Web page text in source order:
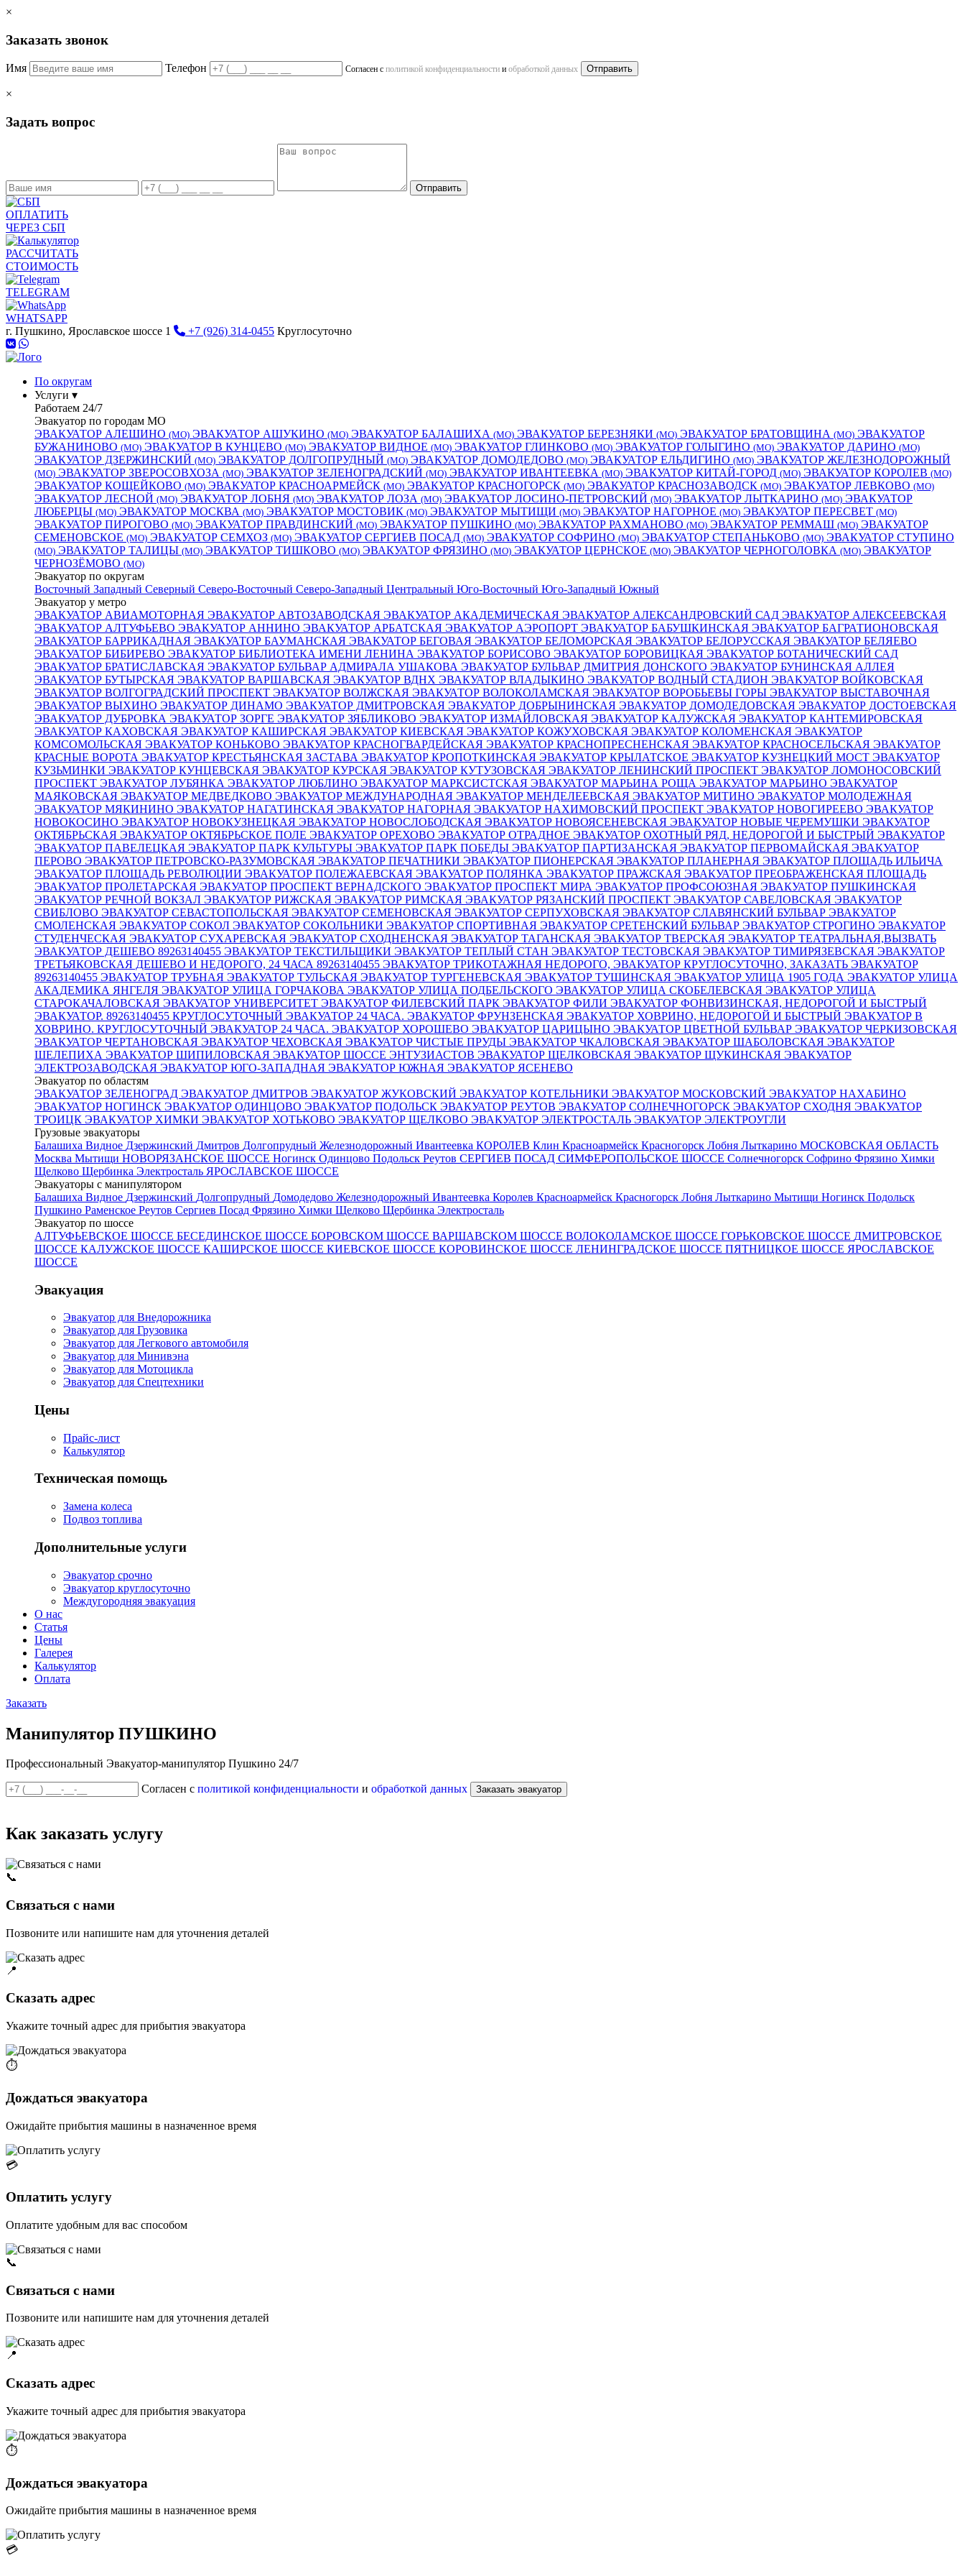
×
Заказать звонок
Имя Телефон Согласен с политикой конфиденциальности и обработкой данных Отправить
×
Задать вопрос
Отправить
ОПЛАТИТЬ
ЧЕРЕЗ СБП
РАССЧИТАТЬ
СТОИМОСТЬ
TELEGRAM
WHATSAPP
г. Пушкино, Ярославское шоссе 1
+7 (926) 314-0455 Круглосуточно
По округам
Услуги ▾
Работаем 24/7
Эвакуатор по городам МО
ЭВАКУАТОР АЛЕШИНО (МО) ЭВАКУАТОР АШУКИНО (МО) ЭВАКУАТОР БАЛАШИХА (МО) ЭВАКУАТОР БЕРЕЗНЯКИ (МО) ЭВАКУАТОР БРАТОВЩИНА (МО) ЭВАКУАТОР
БУЖАНИНОВО (МО) ЭВАКУАТОР В КУНЦЕВО (МО) ЭВАКУАТОР ВИДНОЕ (МО) ЭВАКУАТОР ГЛИНКОВО (МО) ЭВАКУАТОР ГОЛЫГИНО (МО) ЭВАКУАТОР ДАРИНО (МО)
ЭВАКУАТОР ДЗЕРЖИНСКИЙ (МО) ЭВАКУАТОР ДОЛГОПРУДНЫЙ (МО) ЭВАКУАТОР ДОМОДЕДОВО (МО) ЭВАКУАТОР ЕЛЬДИГИНО (МО) ЭВАКУАТОР ЖЕЛЕЗНОДОРОЖНЫЙ
(МО) ЭВАКУАТОР ЗВЕРОСОВХОЗА (МО) ЭВАКУАТОР ЗЕЛЕНОГРАДСКИЙ (МО) ЭВАКУАТОР ИВАНТЕЕВКА (МО) ЭВАКУАТОР КИТАЙ-ГОРОД (МО) ЭВАКУАТОР КОРОЛЕВ (МО)
ЭВАКУАТОР КОЩЕЙКОВО (МО) ЭВАКУАТОР КРАСНОАРМЕЙСК (МО) ЭВАКУАТОР КРАСНОГОРСК (МО) ЭВАКУАТОР КРАСНОЗАВОДСК (МО) ЭВАКУАТОР ЛЕВКОВО (МО)
ЭВАКУАТОР ЛЕСНОЙ (МО) ЭВАКУАТОР ЛОБНЯ (МО) ЭВАКУАТОР ЛОЗА (МО) ЭВАКУАТОР ЛОСИНО-ПЕТРОВСКИЙ (МО) ЭВАКУАТОР ЛЫТКАРИНО (МО) ЭВАКУАТОР
ЛЮБЕРЦЫ (МО) ЭВАКУАТОР МОСКВА (МО) ЭВАКУАТОР МОСТОВИК (МО) ЭВАКУАТОР МЫТИЩИ (МО) ЭВАКУАТОР НАГОРНОЕ (МО) ЭВАКУАТОР ПЕРЕСВЕТ (МО)
ЭВАКУАТОР ПИРОГОВО (МО) ЭВАКУАТОР ПРАВДИНСКИЙ (МО) ЭВАКУАТОР ПУШКИНО (МО) ЭВАКУАТОР РАХМАНОВО (МО) ЭВАКУАТОР РЕММАШ (МО) ЭВАКУАТОР
СЕМЕНОВСКОЕ (МО) ЭВАКУАТОР СЕМХОЗ (МО) ЭВАКУАТОР СЕРГИЕВ ПОСАД (МО) ЭВАКУАТОР СОФРИНО (МО) ЭВАКУАТОР СТЕПАНЬКОВО (МО) ЭВАКУАТОР СТУПИНО
(МО) ЭВАКУАТОР ТАЛИЦЫ (МО) ЭВАКУАТОР ТИШКОВО (МО) ЭВАКУАТОР ФРЯЗИНО (МО) ЭВАКУАТОР ЦЕРНСКОЕ (МО) ЭВАКУАТОР ЧЕРНОГОЛОВКА (МО) ЭВАКУАТОР
ЧЕРНОЗЁМОВО (МО)
Эвакуатор по округам
Восточный Западный Северный Северо-Восточный Северо-Западный Центральный Юго-Восточный Юго-Западный Южный
Эвакуатор у метро
ЭВАКУАТОР АВИАМОТОРНАЯ ЭВАКУАТОР АВТОЗАВОДСКАЯ ЭВАКУАТОР АКАДЕМИЧЕСКАЯ ЭВАКУАТОР АЛЕКСАНДРОВСКИЙ САД ЭВАКУАТОР АЛЕКСЕЕВСКАЯ
ЭВАКУАТОР АЛТУФЬЕВО ЭВАКУАТОР АННИНО ЭВАКУАТОР АРБАТСКАЯ ЭВАКУАТОР АЭРОПОРТ ЭВАКУАТОР БАБУШКИНСКАЯ ЭВАКУАТОР БАГРАТИОНОВСКАЯ
ЭВАКУАТОР БАРРИКАДНАЯ ЭВАКУАТОР БАУМАНСКАЯ ЭВАКУАТОР БЕГОВАЯ ЭВАКУАТОР БЕЛОМОРСКАЯ ЭВАКУАТОР БЕЛОРУССКАЯ ЭВАКУАТОР БЕЛЯЕВО
ЭВАКУАТОР БИБИРЕВО ЭВАКУАТОР БИБЛИОТЕКА ИМЕНИ ЛЕНИНА ЭВАКУАТОР БОРИСОВО ЭВАКУАТОР БОРОВИЦКАЯ ЭВАКУАТОР БОТАНИЧЕСКИЙ САД
ЭВАКУАТОР БРАТИСЛАВСКАЯ ЭВАКУАТОР БУЛЬВАР АДМИРАЛА УШАКОВА ЭВАКУАТОР БУЛЬВАР ДМИТРИЯ ДОНСКОГО ЭВАКУАТОР БУНИНСКАЯ АЛЛЕЯ
ЭВАКУАТОР БУТЫРСКАЯ ЭВАКУАТОР ВАРШАВСКАЯ ЭВАКУАТОР ВДНХ ЭВАКУАТОР ВЛАДЫКИНО ЭВАКУАТОР ВОДНЫЙ СТАДИОН ЭВАКУАТОР ВОЙКОВСКАЯ
ЭВАКУАТОР ВОЛГОГРАДСКИЙ ПРОСПЕКТ ЭВАКУАТОР ВОЛЖСКАЯ ЭВАКУАТОР ВОЛОКОЛАМСКАЯ ЭВАКУАТОР ВОРОБЬЕВЫ ГОРЫ ЭВАКУАТОР ВЫСТАВОЧНАЯ
ЭВАКУАТОР ВЫХИНО ЭВАКУАТОР ДИНАМО ЭВАКУАТОР ДМИТРОВСКАЯ ЭВАКУАТОР ДОБРЫНИНСКАЯ ЭВАКУАТОР ДОМОДЕДОВСКАЯ ЭВАКУАТОР ДОСТОЕВСКАЯ
ЭВАКУАТОР ДУБРОВКА ЭВАКУАТОР ЗОРГЕ ЭВАКУАТОР ЗЯБЛИКОВО ЭВАКУАТОР ИЗМАЙЛОВСКАЯ ЭВАКУАТОР КАЛУЖСКАЯ ЭВАКУАТОР КАНТЕМИРОВСКАЯ
ЭВАКУАТОР КАХОВСКАЯ ЭВАКУАТОР КАШИРСКАЯ ЭВАКУАТОР КИЕВСКАЯ ЭВАКУАТОР КОЖУХОВСКАЯ ЭВАКУАТОР КОЛОМЕНСКАЯ ЭВАКУАТОР
КОМСОМОЛЬСКАЯ ЭВАКУАТОР КОНЬКОВО ЭВАКУАТОР КРАСНОГВАРДЕЙСКАЯ ЭВАКУАТОР КРАСНОПРЕСНЕНСКАЯ ЭВАКУАТОР КРАСНОСЕЛЬСКАЯ ЭВАКУАТОР
КРАСНЫЕ ВОРОТА ЭВАКУАТОР КРЕСТЬЯНСКАЯ ЗАСТАВА ЭВАКУАТОР КРОПОТКИНСКАЯ ЭВАКУАТОР КРЫЛАТСКОЕ ЭВАКУАТОР КУЗНЕЦКИЙ МОСТ ЭВАКУАТОР
КУЗЬМИНКИ ЭВАКУАТОР КУНЦЕВСКАЯ ЭВАКУАТОР КУРСКАЯ ЭВАКУАТОР КУТУЗОВСКАЯ ЭВАКУАТОР ЛЕНИНСКИЙ ПРОСПЕКТ ЭВАКУАТОР ЛОМОНОСОВСКИЙ
ПРОСПЕКТ ЭВАКУАТОР ЛУБЯНКА ЭВАКУАТОР ЛЮБЛИНО ЭВАКУАТОР МАРКСИСТСКАЯ ЭВАКУАТОР МАРЬИНА РОЩА ЭВАКУАТОР МАРЬИНО ЭВАКУАТОР
МАЯКОВСКАЯ ЭВАКУАТОР МЕДВЕДКОВО ЭВАКУАТОР МЕЖДУНАРОДНАЯ ЭВАКУАТОР МЕНДЕЛЕЕВСКАЯ ЭВАКУАТОР МИТИНО ЭВАКУАТОР МОЛОДЕЖНАЯ
ЭВАКУАТОР МЯКИНИНО ЭВАКУАТОР НАГАТИНСКАЯ ЭВАКУАТОР НАГОРНАЯ ЭВАКУАТОР НАХИМОВСКИЙ ПРОСПЕКТ ЭВАКУАТОР НОВОГИРЕЕВО ЭВАКУАТОР
НОВОКОСИНО ЭВАКУАТОР НОВОКУЗНЕЦКАЯ ЭВАКУАТОР НОВОСЛОБОДСКАЯ ЭВАКУАТОР НОВОЯСЕНЕВСКАЯ ЭВАКУАТОР НОВЫЕ ЧЕРЕМУШКИ ЭВАКУАТОР
ОКТЯБРЬСКАЯ ЭВАКУАТОР ОКТЯБРЬСКОЕ ПОЛЕ ЭВАКУАТОР ОРЕХОВО ЭВАКУАТОР ОТРАДНОЕ ЭВАКУАТОР ОХОТНЫЙ РЯД, НЕДОРОГОЙ И БЫСТРЫЙ ЭВАКУАТОР
ЭВАКУАТОР ПАВЕЛЕЦКАЯ ЭВАКУАТОР ПАРК КУЛЬТУРЫ ЭВАКУАТОР ПАРК ПОБЕДЫ ЭВАКУАТОР ПАРТИЗАНСКАЯ ЭВАКУАТОР ПЕРВОМАЙСКАЯ ЭВАКУАТОР
ПЕРОВО ЭВАКУАТОР ПЕТРОВСКО-РАЗУМОВСКАЯ ЭВАКУАТОР ПЕЧАТНИКИ ЭВАКУАТОР ПИОНЕРСКАЯ ЭВАКУАТОР ПЛАНЕРНАЯ ЭВАКУАТОР ПЛОЩАДЬ ИЛЬИЧА
ЭВАКУАТОР ПЛОЩАДЬ РЕВОЛЮЦИИ ЭВАКУАТОР ПОЛЕЖАЕВСКАЯ ЭВАКУАТОР ПОЛЯНКА ЭВАКУАТОР ПРАЖСКАЯ ЭВАКУАТОР ПРЕОБРАЖЕНСКАЯ ПЛОЩАДЬ
ЭВАКУАТОР ПРОЛЕТАРСКАЯ ЭВАКУАТОР ПРОСПЕКТ ВЕРНАДСКОГО ЭВАКУАТОР ПРОСПЕКТ МИРА ЭВАКУАТОР ПРОФСОЮЗНАЯ ЭВАКУАТОР ПУШКИНСКАЯ
ЭВАКУАТОР РЕЧНОЙ ВОКЗАЛ ЭВАКУАТОР РИЖСКАЯ ЭВАКУАТОР РИМСКАЯ ЭВАКУАТОР РЯЗАНСКИЙ ПРОСПЕКТ ЭВАКУАТОР САВЕЛОВСКАЯ ЭВАКУАТОР
СВИБЛОВО ЭВАКУАТОР СЕВАСТОПОЛЬСКАЯ ЭВАКУАТОР СЕМЕНОВСКАЯ ЭВАКУАТОР СЕРПУХОВСКАЯ ЭВАКУАТОР СЛАВЯНСКИЙ БУЛЬВАР ЭВАКУАТОР
СМОЛЕНСКАЯ ЭВАКУАТОР СОКОЛ ЭВАКУАТОР СОКОЛЬНИКИ ЭВАКУАТОР СПОРТИВНАЯ ЭВАКУАТОР СРЕТЕНСКИЙ БУЛЬВАР ЭВАКУАТОР СТРОГИНО ЭВАКУАТОР
СТУДЕНЧЕСКАЯ ЭВАКУАТОР СУХАРЕВСКАЯ ЭВАКУАТОР СХОДНЕНСКАЯ ЭВАКУАТОР ТАГАНСКАЯ ЭВАКУАТОР ТВЕРСКАЯ ЭВАКУАТОР ТЕАТРАЛЬНАЯ,ВЫЗВАТЬ
ЭВАКУАТОР ДЕШЕВО 89263140455 ЭВАКУАТОР ТЕКСТИЛЬЩИКИ ЭВАКУАТОР ТЕПЛЫЙ СТАН ЭВАКУАТОР ТЕСТОВСКАЯ ЭВАКУАТОР ТИМИРЯЗЕВСКАЯ ЭВАКУАТОР
ТРЕТЬЯКОВСКАЯ ДЕШЕВО И НЕДОРОГО, 24 ЧАСА 89263140455 ЭВАКУАТОР ТРИКОТАЖНАЯ НЕДОРОГО, ЭВАКУАТОР КРУГЛОСУТОЧНО, ЗАКАЗАТЬ ЭВАКУАТОР
89263140455 ЭВАКУАТОР ТРУБНАЯ ЭВАКУАТОР ТУЛЬСКАЯ ЭВАКУАТОР ТУРГЕНЕВСКАЯ ЭВАКУАТОР ТУШИНСКАЯ ЭВАКУАТОР УЛИЦА 1905 ГОДА ЭВАКУАТОР УЛИЦА
АКАДЕМИКА ЯНГЕЛЯ ЭВАКУАТОР УЛИЦА ГОРЧАКОВА ЭВАКУАТОР УЛИЦА ПОДБЕЛЬСКОГО ЭВАКУАТОР УЛИЦА СКОБЕЛЕВСКАЯ ЭВАКУАТОР УЛИЦА
СТАРОКАЧАЛОВСКАЯ ЭВАКУАТОР УНИВЕРСИТЕТ ЭВАКУАТОР ФИЛЕВСКИЙ ПАРК ЭВАКУАТОР ФИЛИ ЭВАКУАТОР ФОНВИЗИНСКАЯ, НЕДОРОГОЙ И БЫСТРЫЙ
ЭВАКУАТОР. 89263140455 КРУГЛОСУТОЧНЫЙ ЭВАКУАТОР 24 ЧАСА. ЭВАКУАТОР ФРУНЗЕНСКАЯ ЭВАКУАТОР ХОВРИНО, НЕДОРОГОЙ И БЫСТРЫЙ ЭВАКУАТОР В
ХОВРИНО. КРУГЛОСУТОЧНЫЙ ЭВАКУАТОР 24 ЧАСА. ЭВАКУАТОР ХОРОШЕВО ЭВАКУАТОР ЦАРИЦЫНО ЭВАКУАТОР ЦВЕТНОЙ БУЛЬВАР ЭВАКУАТОР ЧЕРКИЗОВСКАЯ
ЭВАКУАТОР ЧЕРТАНОВСКАЯ ЭВАКУАТОР ЧЕХОВСКАЯ ЭВАКУАТОР ЧИСТЫЕ ПРУДЫ ЭВАКУАТОР ЧКАЛОВСКАЯ ЭВАКУАТОР ШАБОЛОВСКАЯ ЭВАКУАТОР
ШЕЛЕПИХА ЭВАКУАТОР ШИПИЛОВСКАЯ ЭВАКУАТОР ШОССЕ ЭНТУЗИАСТОВ ЭВАКУАТОР ЩЕЛКОВСКАЯ ЭВАКУАТОР ЩУКИНСКАЯ ЭВАКУАТОР
ЭЛЕКТРОЗАВОДСКАЯ ЭВАКУАТОР ЮГО-ЗАПАДНАЯ ЭВАКУАТОР ЮЖНАЯ ЭВАКУАТОР ЯСЕНЕВО
Эвакуатор по областям
ЭВАКУАТОР ЗЕЛЕНОГРАД ЭВАКУАТОР ДМИТРОВ ЭВАКУАТОР ЖУКОВСКИЙ ЭВАКУАТОР КОТЕЛЬНИКИ ЭВАКУАТОР МОСКОВСКИЙ ЭВАКУАТОР НАХАБИНО
ЭВАКУАТОР НОГИНСК ЭВАКУАТОР ОДИНЦОВО ЭВАКУАТОР ПОДОЛЬСК ЭВАКУАТОР РЕУТОВ ЭВАКУАТОР СОЛНЕЧНОГОРСК ЭВАКУАТОР СХОДНЯ ЭВАКУАТОР
ТРОИЦК ЭВАКУАТОР ХИМКИ ЭВАКУАТОР ХОТЬКОВО ЭВАКУАТОР ЩЕЛКОВО ЭВАКУАТОР ЭЛЕКТРОСТАЛЬ ЭВАКУАТОР ЭЛЕКТРОУГЛИ
Грузовые эвакуаторы
Балашиха Видное Дзержинский Дмитров Долгопрудный Железнодорожный Ивантеевка КОРОЛЕВ Клин Красноармейск Красногорск Лобня Лыткарино МОСКОВСКАЯ ОБЛАСТЬ
Москва Мытищи НОВОРЯЗАНСКОЕ ШОССЕ Ногинск Одинцово Подольск Реутов СЕРГИЕВ ПОСАД СИМФЕРОПОЛЬСКОЕ ШОССЕ Солнечногорск Софрино Фрязино Химки
Щелково Щербинка Электросталь ЯРОСЛАВСКОЕ ШОССЕ
Эвакуаторы с манипулятором
Балашиха Видное Дзержинский Долгопрудный Домодедово Железнодорожный Ивантеевка Королев Красноармейск Красногорск Лобня Лыткарино Мытищи Ногинск Подольск
Пушкино Раменское Реутов Сергиев Посад Фрязино Химки Щелково Щербинка Электросталь
Эвакуатор по шоссе
АЛТУФЬЕВСКОЕ ШОССЕ БЕСЕДИНСКОЕ ШОССЕ БОРОВСКОМ ШОССЕ ВАРШАВСКОМ ШОССЕ ВОЛОКОЛАМСКОЕ ШОССЕ ГОРЬКОВСКОЕ ШОССЕ ДМИТРОВСКОЕ
ШОССЕ КАЛУЖСКОЕ ШОССЕ КАШИРСКОЕ ШОССЕ КИЕВСКОЕ ШОССЕ КОРОВИНСКОЕ ШОССЕ ЛЕНИНГРАДСКОЕ ШОССЕ ПЯТНИЦКОЕ ШОССЕ ЯРОСЛАВСКОЕ
ШОССЕ
Эвакуация
Эвакуатор для Внедорожника
Эвакуатор для Грузовика
Эвакуатор для Легкового автомобиля
Эвакуатор для Минивэна
Эвакуатор для Мотоцикла
Эвакуатор для Спецтехники
Цены
Прайс-лист
Калькулятор
Техническая помощь
Замена колеса
Подвоз топлива
Дополнительные услуги
Эвакуатор срочно
Эвакуатор круглосуточно
Междугородняя эвакуация
О нас
Статья
Цены
Галерея
Калькулятор
Оплата
Заказать
Манипулятор ПУШКИНО
Профессиональный Эвакуатор-манипулятор Пушкино 24/7
Согласен с политикой конфиденциальности и обработкой данных Заказать эвакуатор
Как заказать услугу
📞
Связаться с нами
Позвоните или напишите нам для уточнения деталей
📍
Сказать адрес
Укажите точный адрес для прибытия эвакуатора
⏱️
Дождаться эвакуатора
Ожидайте прибытия машины в назначенное время
💳
Оплатить услугу
Оплатите удобным для вас способом
📞
Связаться с нами
Позвоните или напишите нам для уточнения деталей
📍
Сказать адрес
Укажите точный адрес для прибытия эвакуатора
⏱️
Дождаться эвакуатора
Ожидайте прибытия машины в назначенное время
💳